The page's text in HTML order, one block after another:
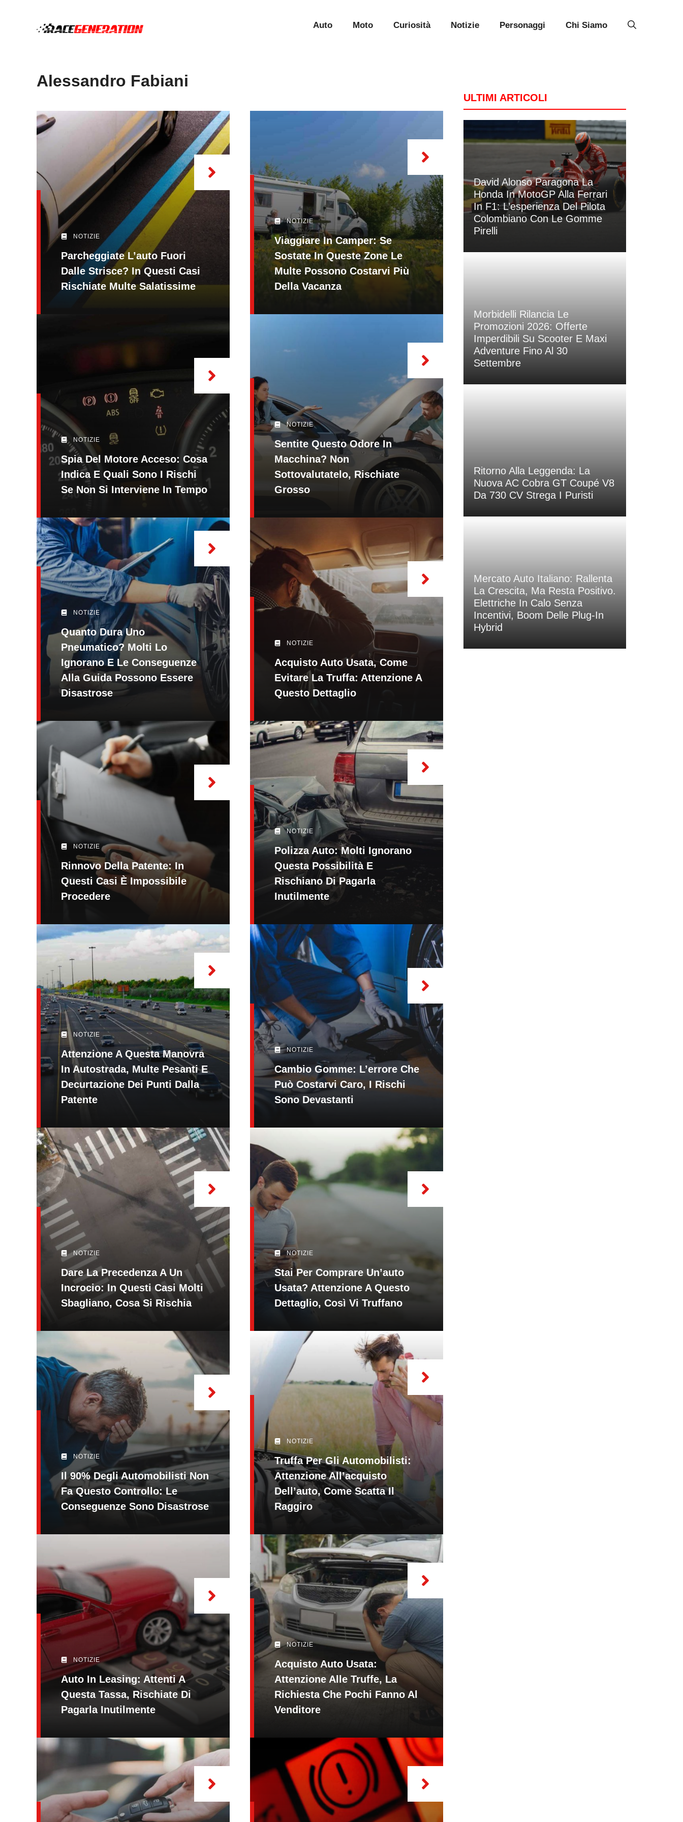
Auto Moto Curiosità Notizie Personaggi Chi Siamo
Alessandro Fabiani
NOTIZIE
Parcheggiate L’auto Fuori
Dalle Strisce? In Questi Casi
Rischiate Multe Salatissime
NOTIZIE
Viaggiare In Camper: Se
Sostate In Queste Zone Le
Multe Possono Costarvi Più
Della Vacanza
NOTIZIE
Spia Del Motore Acceso: Cosa
Indica E Quali Sono I Rischi
Se Non Si Interviene In Tempo
NOTIZIE
Sentite Questo Odore In
Macchina? Non
Sottovalutatelo, Rischiate
Grosso
NOTIZIE
Quanto Dura Uno
Pneumatico? Molti Lo
Ignorano E Le Conseguenze
Alla Guida Possono Essere
Disastrose
NOTIZIE
Acquisto Auto Usata, Come
Evitare La Truffa: Attenzione A
Questo Dettaglio
NOTIZIE
Rinnovo Della Patente: In
Questi Casi È Impossibile
Procedere
NOTIZIE
Polizza Auto: Molti Ignorano
Questa Possibilità E
Rischiano Di Pagarla
Inutilmente
NOTIZIE
Attenzione A Questa Manovra
In Autostrada, Multe Pesanti E
Decurtazione Dei Punti Dalla
Patente
NOTIZIE
Cambio Gomme: L’errore Che
Può Costarvi Caro, I Rischi
Sono Devastanti
NOTIZIE
Dare La Precedenza A Un
Incrocio: In Questi Casi Molti
Sbagliano, Cosa Si Rischia
NOTIZIE
Stai Per Comprare Un’auto
Usata? Attenzione A Questo
Dettaglio, Così Vi Truffano
NOTIZIE
Il 90% Degli Automobilisti Non
Fa Questo Controllo: Le
Conseguenze Sono Disastrose
NOTIZIE
Truffa Per Gli Automobilisti:
Attenzione All’acquisto
Dell’auto, Come Scatta Il
Raggiro
NOTIZIE
Auto In Leasing: Attenti A
Questa Tassa, Rischiate Di
Pagarla Inutilmente
NOTIZIE
Acquisto Auto Usata:
Attenzione Alle Truffe, La
Richiesta Che Pochi Fanno Al
Venditore
ULTIMI ARTICOLI
David Alonso Paragona La
Honda In MotoGP Alla Ferrari
In F1: L’esperienza Del Pilota
Colombiano Con Le Gomme
Pirelli
Morbidelli Rilancia Le
Promozioni 2026: Offerte
Imperdibili Su Scooter E Maxi
Adventure Fino Al 30
Settembre
Ritorno Alla Leggenda: La
Nuova AC Cobra GT Coupé V8
Da 730 CV Strega I Puristi
Mercato Auto Italiano: Rallenta
La Crescita, Ma Resta Positivo.
Elettriche In Calo Senza
Incentivi, Boom Delle Plug-In
Hybrid